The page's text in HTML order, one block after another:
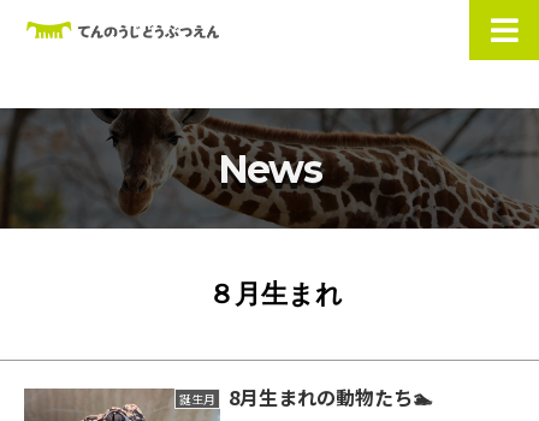
News
８月生まれ
誕生月 8月生まれの動物たち🏊